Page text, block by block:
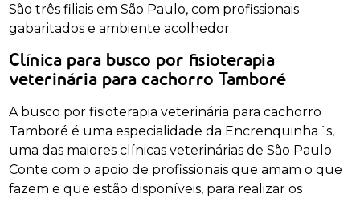
São três filiais em São Paulo, com profissionais
gabaritados e ambiente acolhedor.
Clínica para busco por fisioterapia
veterinária para cachorro Tamboré
A busco por fisioterapia veterinária para cachorro
Tamboré é uma especialidade da Encrenquinha´s,
uma das maiores clínicas veterinárias de São Paulo.
Conte com o apoio de profissionais que amam o que
fazem e que estão disponíveis, para realizar os